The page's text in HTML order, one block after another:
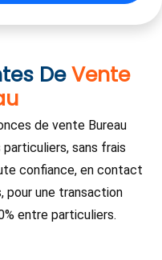
DeVente
de vente Bureau
sans frais
confiance, en contact
pour une transaction
entre particuliers.